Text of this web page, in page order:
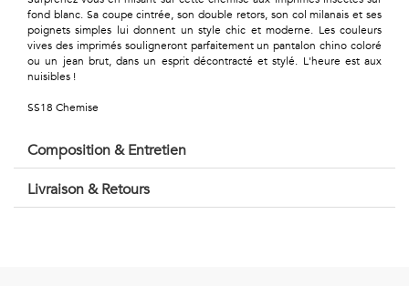
Géométriques
Talents
Métiers
Petits
motifs
fond blanc. Sa coupe cintrée, son double retors, son col milanais et ses
poignets simples lui donnent un style chic et moderne. Les couleurs
vives des imprimés souligneront parfaitement un pantalon chino coloré
ou un jean brut, dans un esprit décontracté et stylé. L'heure est aux
nuisibles !
SS18 Chemise
Composition & Entretien
Livraison & Retours